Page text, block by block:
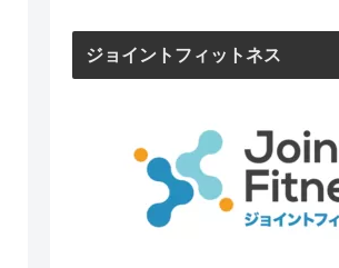
ジョイントフィットネス